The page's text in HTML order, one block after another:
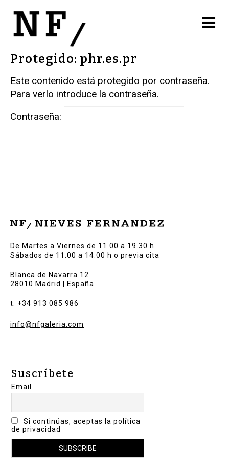
Protegido: phr.es.pr
Este contenido está protegido por contraseña.
Para verlo introduce la contraseña.
Contraseña:
De Martes a Viernes de 11.00 a 19.30 h
Sábados de 11.00 a 14.00 h o previa cita
Blanca de Navarra 12
28010 Madrid | España
t. +34 913 085 986
info@nfgaleria.com
Suscríbete
Email
Si continúas, aceptas la política
de privacidad